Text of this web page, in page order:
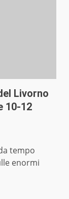
Livorno
10-12
tempo
enormi